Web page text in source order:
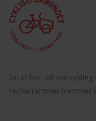
Du er her: Alt om cykling
Hvilke rammer fremmer